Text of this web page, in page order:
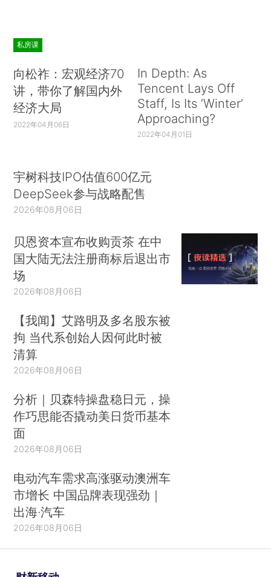
私房课
向松祚：宏观经济70
讲，带你了解国内外
经济大局
2022年04月06日
In Depth: As
Tencent Lays Off
Staff, Is Its ‘Winter’
Approaching?
2022年04月01日
宇树科技IPO估值600亿元
DeepSeek参与战略配售
2026年08月06日
贝恩资本宣布收购贡茶 在中
国大陆无法注册商标后退出市
场
2026年08月06日
【我闻】艾路明及多名股东被
拘 当代系创始人因何此时被
清算
2026年08月06日
分析｜贝森特操盘稳日元，操
作巧思能否撬动美日货币基本
面
2026年08月06日
电动汽车需求高涨驱动澳洲车
市增长 中国品牌表现强劲｜
出海·汽车
2026年08月06日